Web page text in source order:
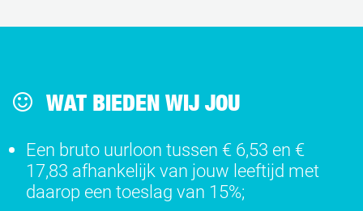
WAT BIEDEN WIJ JOU
Een bruto uurloon tussen € 6,53 en €
17,83 afhankelijk van jouw leeftijd met
daarop een toeslag van 15%;